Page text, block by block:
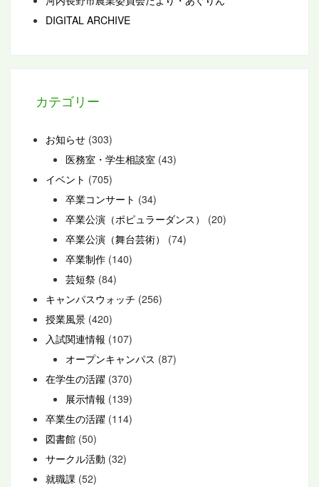
DIGITAL ARCHIVE
カテゴリー
お知らせ (303)
医務室・学生相談室 (43)
イベント (705)
卒業コンサート (34)
卒業公演（ポピュラーダンス）
(20)
卒業公演（舞台芸術）
(74)
卒業制作 (140)
芸短祭 (84)
キャンパスウォッチ (256)
授業風景 (420)
入試関連情報 (107)
オープンキャンパス (87)
在学生の活躍 (370)
展示情報 (139)
卒業生の活躍 (114)
図書館 (50)
サークル活動 (32)
就職課 (52)